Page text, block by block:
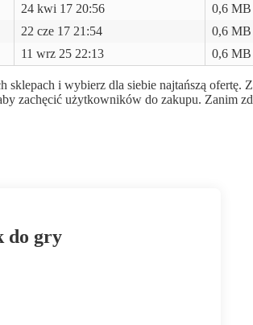
24 kwi 17 20:56
0,6 MB
22 cze 17 21:54
0,6 MB
11 wrz 25 22:13 0,6 MB
i wybierz dla siebie najtańszą ofertę.
zachęcić użytkowników do zakupu. Zanim